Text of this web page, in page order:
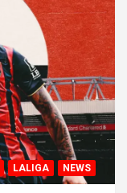
LALIGA NEWS